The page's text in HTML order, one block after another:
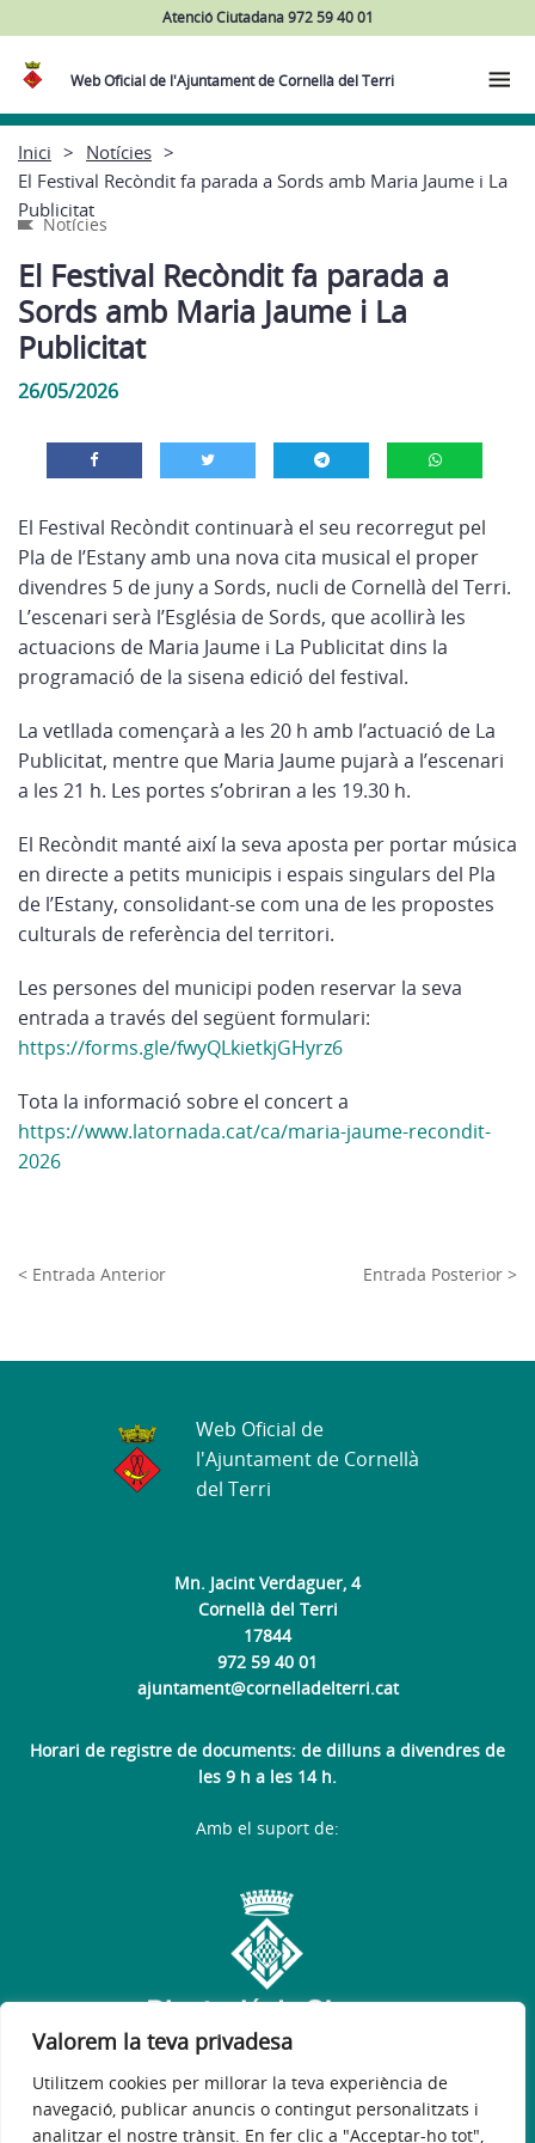
Valorem la teva privadesa
Utilitzem cookies per millorar la teva experiència de
navegació, publicar anuncis o contingut personalitzats i
analitzar el nostre trànsit. En fer clic a "Acceptar-ho tot",
Atenció Ciutadana 972 59 40 01
Web Oficial de l'Ajuntament de Cornellà del Terri
Inici
Notícies
El Festival Recòndit fa parada a Sords amb Maria Jaume i La
Publicitat
Notícies
El Festival Recòndit fa parada a
Sords amb Maria Jaume i La
Publicitat
26/05/2026
El Festival Recòndit continuarà el seu recorregut pel
Pla de l’Estany amb una nova cita musical el proper
divendres 5 de juny a Sords, nucli de Cornellà del Terri.
L’escenari serà l’Església de Sords, que acollirà les
actuacions de Maria Jaume i La Publicitat dins la
programació de la sisena edició del festival.
La vetllada començarà a les 20 h amb l’actuació de La
Publicitat, mentre que Maria Jaume pujarà a l’escenari
a les 21 h. Les portes s’obriran a les 19.30 h.
El Recòndit manté així la seva aposta per portar música
en directe a petits municipis i espais singulars del Pla
de l’Estany, consolidant-se com una de les propostes
culturals de referència del territori.
Les persones del municipi poden reservar la seva
entrada a través del següent formulari:
https://forms.gle/fwyQLkietkjGHyrz6
Tota la informació sobre el concert a
https://www.latornada.cat/ca/maria-jaume-recondit-
2026
< Entrada Anterior Entrada Posterior >
Mn. Jacint Verdaguer, 4
Cornellà del Terri
17844
972 59 40 01
ajuntament@cornelladelterri.cat
Horari de registre de documents: de dilluns a divendres de
les 9 h a les 14 h.
Web Oficial de
l'Ajuntament de Cornellà
del Terri
Avís legal Política de privacitat Política de galetes
Amb el suport de: